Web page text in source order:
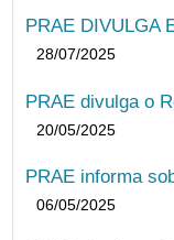
PRAE DIVULGA
28/07/2025
PRAE divulga o
20/05/2025
PRAE informa
06/05/2025